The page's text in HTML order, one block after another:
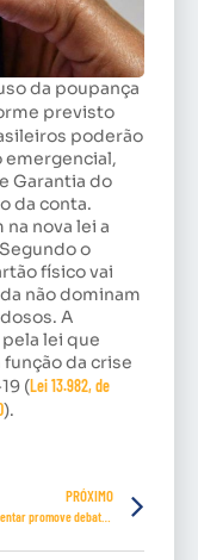
da poupança
previsto
poderão
emergencial,
Garantia do
da conta.
nova lei a
o
físico vai
não dominam
A
lei que
da crise
(Lei 13.982, de
).
PRÓXIMO
Frente parlamentar promove debate sobre jogos eletrônicos